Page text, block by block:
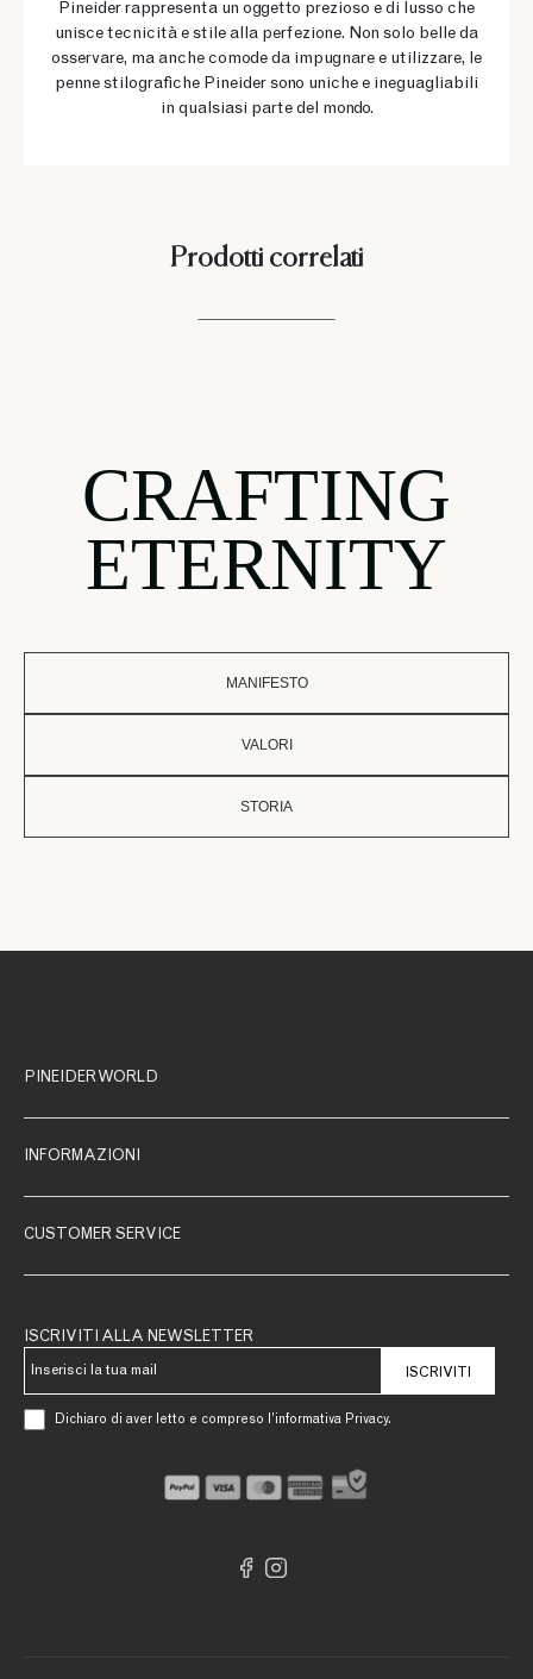
Pineider rappresenta un oggetto prezioso e di lusso che
unisce tecnicità e stile alla perfezione. Non solo belle da
osservare, ma anche comode da impugnare e utilizzare, le
penne stilografiche Pineider sono uniche e ineguagliabili
in qualsiasi parte del mondo.
Prodotti correlati
CRAFTING
ETERNITY
MANIFESTO
VALORI
STORIA
PINEIDER WORLD
INFORMAZIONI
CUSTOMER SERVICE
ISCRIVITI ALLA NEWSLETTER
ISCRIVITI
Dichiaro di aver letto e compreso l’informativa Privacy.